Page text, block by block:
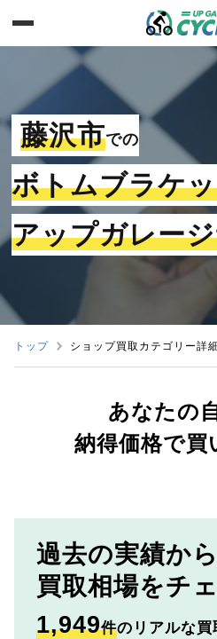
藤沢市での
ボトムブラケ
アップガレー
トップ ショップ買取カテゴリー詳細
あなたの
納得価格で買
過去の実績から
買取相場をチ
1,949件のリアルな買